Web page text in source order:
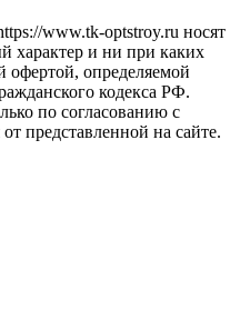
www.tk-optstroy.ru носят
характер и ни при каких
офертой, определяемой
кодекса РФ.
по согласованию с
представленной на сайте.